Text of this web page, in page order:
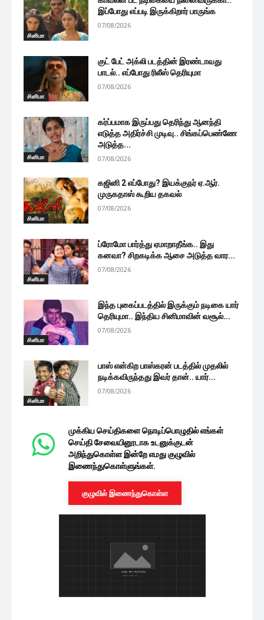
சினிமா
இப்போது எப்படி இருக்கிறார் பாருங்க
07/08/2026
சினிமா
குட் பேட் அக்லி படத்தின் இரண்டாவது
பாடல்.. எப்போது ரிலீஸ் தெரியுமா
07/08/2026
சினிமா
கர்ப்பமாக இருப்பது தெரிந்து ஆனந்தி
எடுத்த அதிர்ச்சி முடிவு.. சிங்கப்பெண்ணே
அடுத்த...
07/08/2026
சினிமா
கஜினி 2 எப்போது? இயக்குநர் ஏ.ஆர்.
முருகதாஸ் கூறிய தகவல்
07/08/2026
சினிமா
ப்ரோமோ பார்த்து ஏமாறாதீங்க.. இது
கனவா? சிறகடிக்க ஆசை அடுத்த வார...
07/08/2026
சினிமா
இந்த புகைப்படத்தில் இருக்கும் நடிகை யார்
தெரியுமா.. இந்திய சினிமாவின் வசூல்...
07/08/2026
சினிமா
பாஸ் என்கிற பாஸ்கரன் படத்தில் முதலில்
நடிக்கவிருந்தது இவர் தான்.. யார்...
07/08/2026
முக்கிய செய்திகளை நொடிப்பொழுதில் எங்கள்
செய்தி சேவையினூடாக உடனுக்குடன்
அறிந்துகொள்ள இன்றே எமது குழுவில்
இணைந்துகொள்ளுங்கள்.
குழுவில் இணைந்துகொள்ள